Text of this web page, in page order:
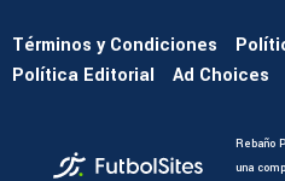
Términos y Condiciones
Política Editorial
Ad Choices
Rebaño
una